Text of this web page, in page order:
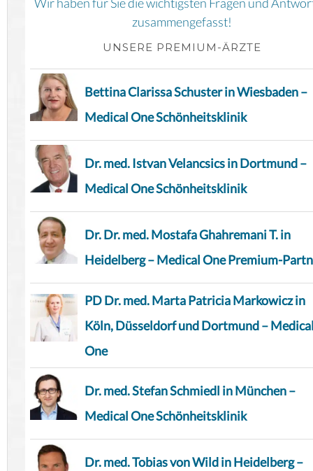
zusammengefasst!
UNSERE PREMIUM-ÄRZTE
Bettina Clarissa Schuster in Wiesbaden –
Medical One Schönheitsklinik
Dr. med. Istvan Velancsics in Dortmund –
Medical One Schönheitsklinik
Dr. Dr. med. Mostafa Ghahremani T. in
Heidelberg – Medical One Premium-
PD Dr. med. Marta Patricia Markowicz in
Köln, Düsseldorf und Dortmund –
One
Dr. med. Stefan Schmiedl in München –
Medical One Schönheitsklinik
Dr. med. Tobias von Wild in Heidelberg –